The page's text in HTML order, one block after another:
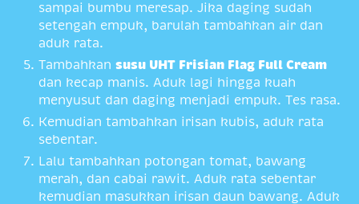
sampai bumbu meresap. Jika daging sudah
setengah empuk, barulah tambahkan air dan
aduk rata.
Tambahkan susu UHT Frisian Flag Full Cream
dan kecap manis. Aduk lagi hingga kuah
menyusut dan daging menjadi empuk. Tes rasa.
Kemudian tambahkan irisan kubis, aduk rata
sebentar.
Lalu tambahkan potongan tomat, bawang
merah, dan cabai rawit. Aduk rata sebentar
kemudian masukkan irisan daun bawang. Aduk